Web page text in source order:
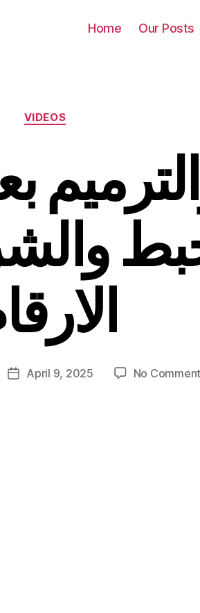
Home Our Posts
Categories
VIDEOS
PostApril 9, 2025 No